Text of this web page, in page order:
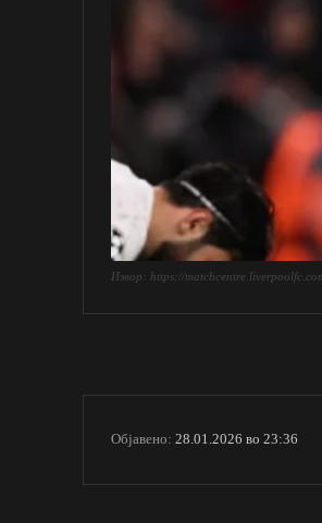
Извор: https://
Објавено: 28.01.2026 во 23:36